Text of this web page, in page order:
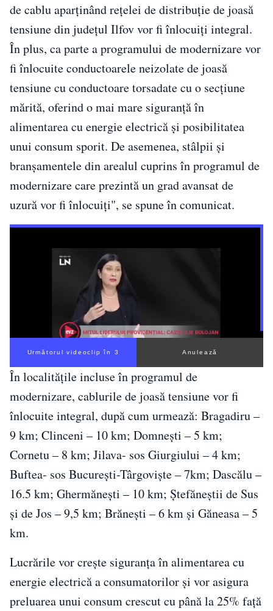
de cablu aparţinând reţelei de distribuţie de joasă
tensiune din judeţul Ilfov vor fi înlocuiţi integral.
În plus, ca parte a programului de modernizare vor
fi înlocuite conductoarele neizolate de joasă
tensiune cu conductoare torsadate cu o secţiune
mărită, oferind o mai mare siguranţă în
alimentarea cu energie electrică şi posibilitatea
unui consum sporit. De asemenea, stâlpii şi
branşamentele din arealul cuprins în programul de
modernizare care prezintă un grad avansat de
uzură vor fi înlocuiţi", se spune în comunicat.
Următorul videoclip în 3 Anulează
În localităţile incluse în programul de
modernizare, cablurile de joasă tensiune vor fi
înlocuite integral, după cum urmează: Bragadiru –
9 km; Clinceni – 10 km; Domneşti – 5 km;
Cornetu – 8 km; Jilava- sos Giurgiului – 4 km;
Buftea- sos Bucureşti-Târgovişte – 7km; Dascălu –
16.5 km; Ghermăneşti – 10 km; Ştefăneştii de Sus
şi de Jos – 9,5 km; Brăneşti – 6 km şi Găneasa – 5
km.
Lucrările vor creşte siguranţa în alimentarea cu
energie electrică a consumatorilor şi vor asigura
preluarea unui consum crescut cu până la 25% faţă